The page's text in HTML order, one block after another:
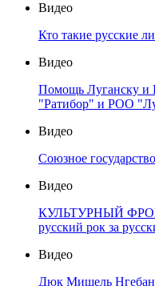
Видео
Кто такие русские
Видео
Помощь Луганску и
"Ратибор" и РОО
Видео
Союзное
Видео
КУЛЬТУРНЫЙ
русский рок за
Видео
Дюк Мишель